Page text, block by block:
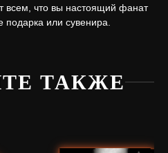
всем, что вы настоящий фанат
подарка или сувенира.
ТАКЖЕ